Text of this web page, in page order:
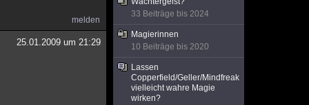
melden
25.01.2009 um 21:29
33 Beiträge bis 2024
Magierinnen
10 Beiträge bis 2020
Lassen
Copperfield/Geller/Mindfreak
vielleicht wahre Magie
wirken?